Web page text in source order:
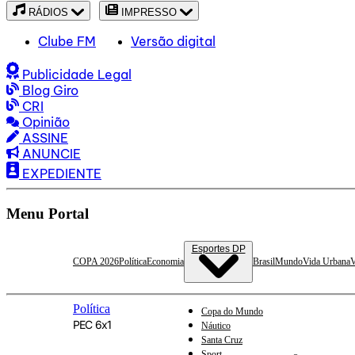
RÁDIOS
Clube FM
IMPRESSO
Versão digital
Publicidade Legal
Blog Giro
CRI
Opinião
ASSINE
ANUNCIE
EXPEDIENTE
Menu Portal
COPA 2026PolíticaEconomia
Esportes DP
Copa do Mundo
Náutico
Santa Cruz
BrasilMundoVida Urbana
Política
PEC 6x1